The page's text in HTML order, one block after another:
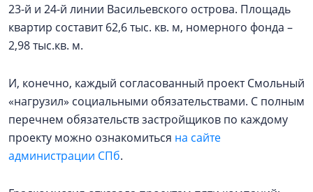
23-й и 24-й линии Васильевского острова. Площадь
квартир составит 62,6 тыс. кв. м, номерного фонда –
2,98 тыс.кв. м.
И, конечно, каждый согласованный проект Смольный
«нагрузил» социальными обязательствами. С полным
перечнем обязательств застройщиков по каждому
проекту можно ознакомиться на сайте
администрации СПб.